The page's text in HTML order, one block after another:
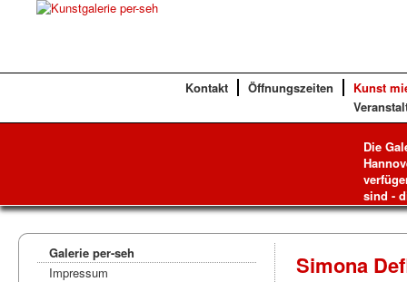
Kontakt Öffnungszeiten
Kunst
Die
sind -
Galerie per-seh
Impressum
Simona